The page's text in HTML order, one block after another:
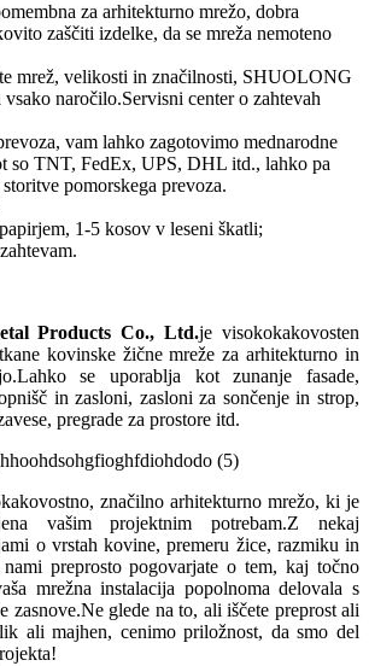
za arhitekturno mrežo, dobra
zaščiti izdelke, da se mreža nemoteno
mrež, velikosti in značilnosti, SHUOLONG
naročilo.Servisni center o zahtevah
vam lahko zagotovimo mednarodne
so TNT, FedEx, UPS, DHL itd., lahko pa
pomorskega prevoza.
1-5 kosov v leseni škatli;
Products Co., Ltd.je visokokakovosten
kovinske žične mreže za arhitekturno in
se uporablja kot zunanje fasade,
in zasloni, zasloni za sončenje in strop,
pregrade za prostore itd.
značilno arhitekturno mrežo, ki je
vašim projektnim potrebam.Z nekaj
o vrstah kovine, premeru žice, razmiku in
preprosto pogovarjate o tem, kaj točno
mrežna instalacija popolnoma delovala s
zasnove.Ne glede na to, ali iščete preprost ali
ali majhen, cenimo priložnost, da smo del